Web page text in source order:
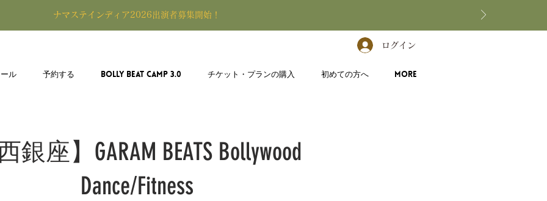
​ナマステインディア2026出演者募集開始！
ログイン
ル 予約する BOLLY BEAT CAMP 3.0 チケット・プランの購入 初めての方へ More
銀座】GARAM BEATS Bollywood
Dance/Fitness